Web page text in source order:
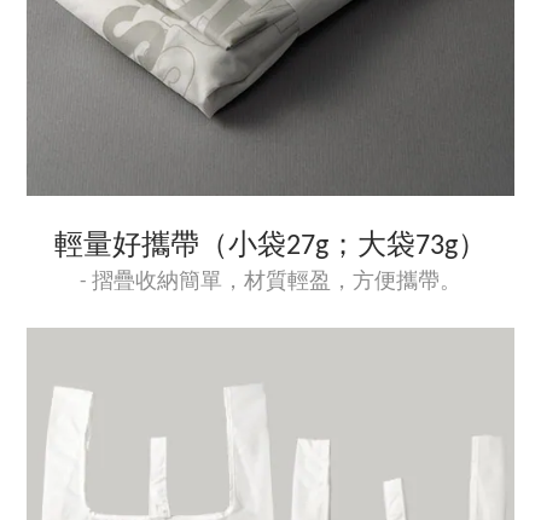
輕量好攜帶（小袋27g；大袋73g）
- 摺疊收納簡單，材質輕盈，方便攜帶。